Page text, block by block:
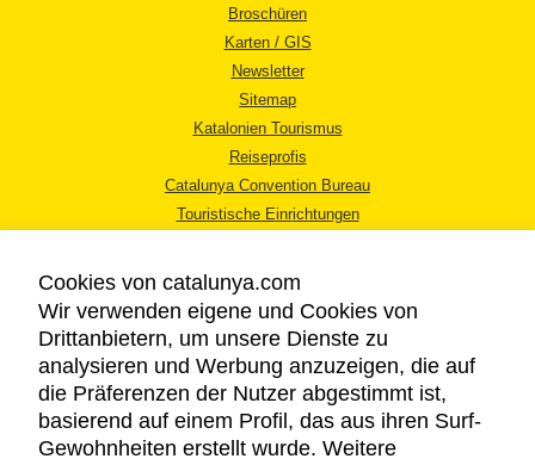
Broschüren
Karten / GIS
Newsletter
Sitemap
Katalonien Tourismus
Reiseprofis
Catalunya Convention Bureau
Touristische Einrichtungen
RECHTLICHER HINWEIS
DATENSCHUTZICHTLINIE
Cookies von catalunya.com
Wir verwenden eigene und Cookies von
Drittanbietern, um unsere Dienste zu
analysieren und Werbung anzuzeigen, die auf
die Präferenzen der Nutzer abgestimmt ist,
basierend auf einem Profil, das aus ihren Surf-
Gewohnheiten erstellt wurde. Weitere